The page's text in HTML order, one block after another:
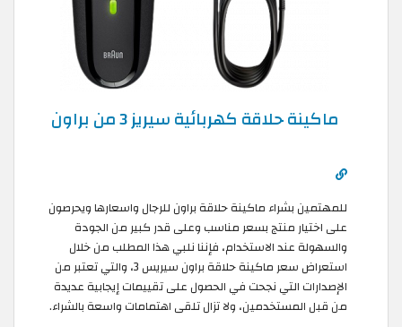
ماكينة حلاقة كهربائية سيريز 3 من براون
للمهتمين بشراء ماكينة حلاقة براون للرجال واسعارها ويحرصون
على اختيار منتج بسعر مناسب وعلى قدر كبير من الجودة
والسهولة عند الاستخدام، فإننا نلبي هذا المطلب من خلال
استعراض سعر ماكينة حلاقة براون سيريس 3، والتي تعتبر من
الإصدارات التي نجحت في الحصول على تقييمات إيجابية عديدة
من قبل المستخدمين، ولا تزال تلقى اهتمامات واسعة بالشراء.